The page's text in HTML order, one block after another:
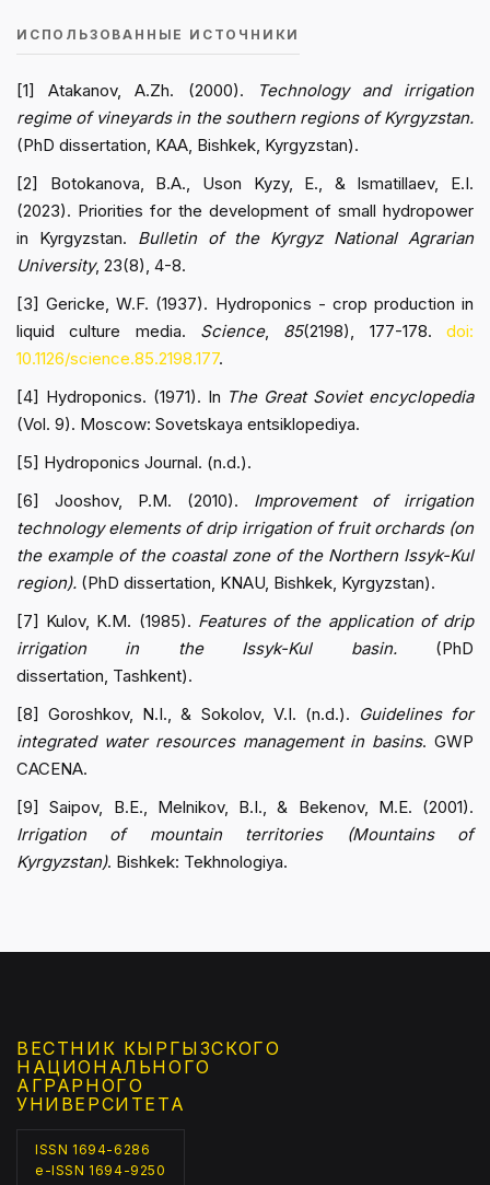
ИСПОЛЬЗОВАННЫЕ ИСТОЧНИКИ
[1] Atakanov, A.Zh. (2000).
Technology and irrigation
regime of vineyards in the southern regions of Kyrgyzstan.
(PhD dissertation, KAA, Bishkek, Kyrgyzstan).
[2] Botokanova, B.A., Uson Kyzy, E., & Ismatillaev, E.I.
(2023). Priorities for the development of small hydropower
in Kyrgyzstan. Bulletin of the Kyrgyz National Agrarian
University, 23(8), 4-8.
[3] Gericke, W.F. (1937). Hydroponics - crop production in
liquid culture media. Science, 85(2198), 177-178.doi:
10.1126/science.85.2198.177.
[4] Hydroponics. (1971). In The Great Soviet encyclopedia
(Vol. 9). Moscow: Sovetskaya entsiklopediya.
[5] Hydroponics Journal. (n.d.).
[6] Jooshov, P.M. (2010). Improvement of irrigation
technology elements of drip irrigation of fruit orchards (on
the example of the coastal zone of the Northern Issyk-Kul
region). (PhD dissertation, KNAU, Bishkek, Kyrgyzstan).
[7] Kulov, K.M. (1985). Features of the application of drip
irrigation in the Issyk-Kul basin.(PhD
dissertation, Tashkent).
[8] Goroshkov, N.I., & Sokolov, V.I. (n.d.). Guidelines for
integrated water resources management in basins. GWP
CACENA.
[9] Saipov, B.E., Melnikov, B.I., & Bekenov, M.E. (2001).
Irrigation of mountain territories (Mountains of
Kyrgyzstan). Bishkek: Tekhnologiya.
ВЕСТНИК КЫРГЫЗCКОГО
НАЦИОНАЛЬНОГО
АГРАРНОГО
УНИВЕРСИТЕТА
ISSN 1694-6286
e-ISSN 1694-9250